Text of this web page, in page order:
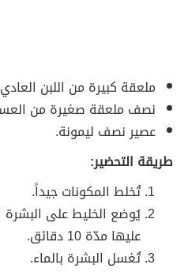
ملعقة كبيرة من اللبن
نصف ملعقة صغيرة من
عصير نصف ليمونة.
طريقة التحضير:
تُخلط المكونات جيداً.
يُوضع الخليط على البشرة
عليها مدّة 10 دقائق.
تُغسل البشرة بالماء.